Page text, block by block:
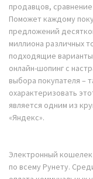
продавцов,
Поможет каждому
предложений
миллиона различных
подходящие
онлайн-шопинг с
выбора покупателя –
охарактеризовать
является одним из
«Яндекс».
Электронный
по всему Рунету.